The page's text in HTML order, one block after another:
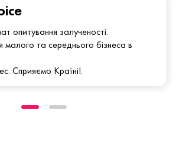
опитування залученості.
та середнього бізнеса в
Сприяємо Країні!.